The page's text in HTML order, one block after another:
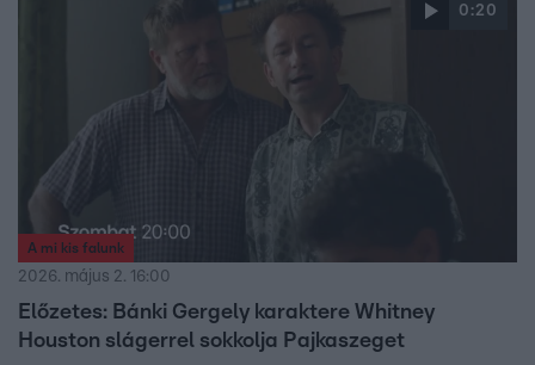
0:20
A mi kis falunk
2026. május 2. 16:00
Előzetes: Bánki Gergely karaktere Whitney
Houston slágerrel sokkolja Pajkaszeget